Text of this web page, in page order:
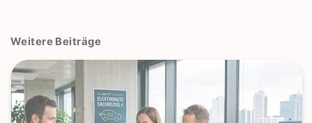
Weitere Beiträge